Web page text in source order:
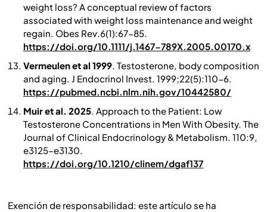
weight loss? A conceptual review of factors
associated with weight loss maintenance and weight
regain. Obes Rev.6(1):67-85.
https://doi.org/10.1111/j.1467-789X.2005.00170.x
Vermeulen et al 1999. Testosterone, body composition
and aging. J Endocrinol Invest. 1999;22(5):110-6.
https://pubmed.ncbi.nlm.nih.gov/10442580/
Muir et al. 2025. Approach to the Patient: Low
Testosterone Concentrations in Men With Obesity. The
Journal of Clinical Endocrinology & Metabolism. 110:9,
e3125–e3130.
https://doi.org/10.1210/clinem/dgaf137
Exención de responsabilidad: este artículo se ha